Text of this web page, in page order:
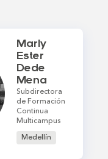
Marly
Ester
Dede
Mena
Subdirectora
de Formación
Continua
Multicampus
Medellín